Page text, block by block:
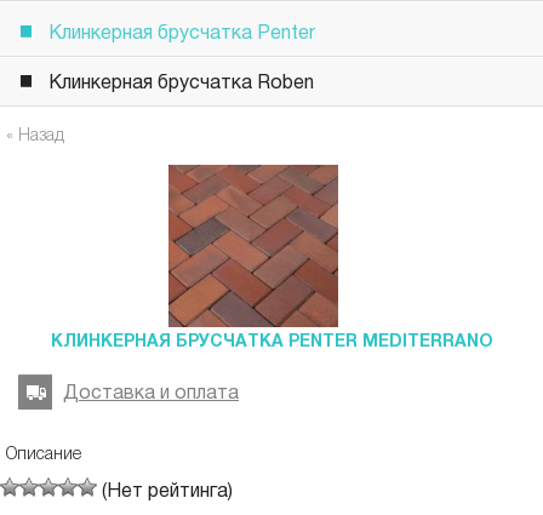
Клинкерная брусчатка Penter
Клинкерная брусчатка Roben
« Назад
КЛИНКЕРНАЯ БРУСЧАТКА PENTER MEDITERRANO
Доставка и оплата
Описание
(Нет рейтинга)